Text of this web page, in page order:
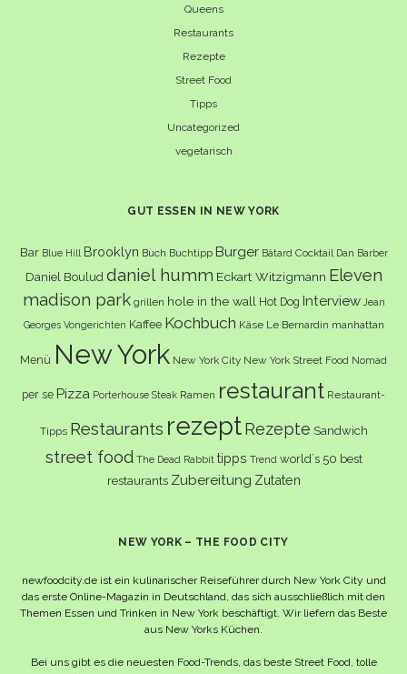
Queens
Restaurants
Rezepte
Street Food
Tipps
Uncategorized
vegetarisch
GUT ESSEN IN NEW YORK
Bar Blue Hill Brooklyn Buch Buchtipp Burger Bâtard Cocktail Dan Barber
Daniel Boulud daniel humm Eckart Witzigmann Eleven
madison park grillen hole in the wall Hot Dog Interview Jean
Georges Vongerichten Kaffee Kochbuch Käse Le Bernardin manhattan
Menü New York New York City New York Street Food Nomad
per se Pizza Porterhouse Steak Ramen restaurant Restaurant-
Tipps Restaurants rezept Rezepte Sandwich
street food The Dead Rabbit tipps Trend world´s 50 best
restaurants Zubereitung Zutaten
NEW YORK – THE FOOD CITY
newfoodcity.de ist ein kulinarischer Reiseführer durch New York City und
das erste Online-Magazin in Deutschland, das sich ausschließlich mit den
Themen Essen und Trinken in New York beschäftigt. Wir liefern das Beste
aus New Yorks Küchen.
Bei uns gibt es die neuesten Food-Trends, das beste Street Food, tolle